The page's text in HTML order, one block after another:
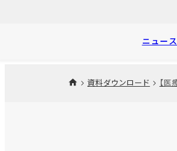
ニュース
資料ダウンロード